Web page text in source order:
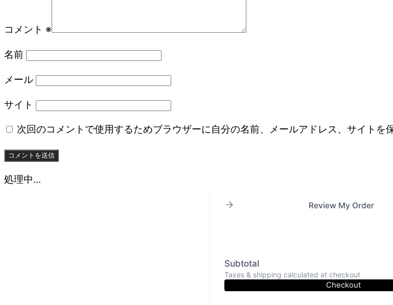
コメント ※
名前
メール
サイト
次回のコメントで使用するためブラウザーに自分の名前、メールアドレス、サイトを
処理中...
Review My Order
Subtotal
Taxes & shipping calculated at checkout
Checkout